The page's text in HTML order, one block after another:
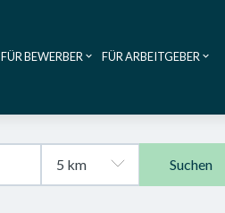
Haupt-Navigation
FÜR BEWERBER FÜR ARBEITGEBER
Suchen